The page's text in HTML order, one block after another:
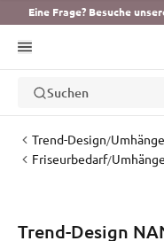
Eine Frage? Besuche
Suchen
Trend-Design/Umhänge
Friseurbedarf/
Trend-Design